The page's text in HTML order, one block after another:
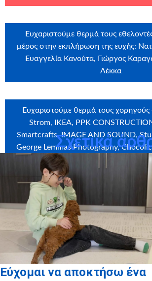
Ευχαριστούμε θερμά τους
μέρος στην εκπλήρωση της ευχής:
Ευαγγελία Κανούτα, Γιώργος
Λέκκα
Ευχαριστούμε θερμά τους χορηγούς
Strom, ΙΚΕΑ, PPK
Smartcrafts, IMAGE AND SOUND,
George Lemmas Photography,
Paschalis, FOTA FOTA, Vitex,
Ζαχαροπλαστείο Γεύση Γλυκού, My
Πανθεσσαλικό Δίκτυο,
ΜΕΤΑΚΟΜΙΣΕΙΣ – ΜΕΤΑΦΟΡΕΣ,
Σχετικά
Εύχομαι να αποκτήσω ένα